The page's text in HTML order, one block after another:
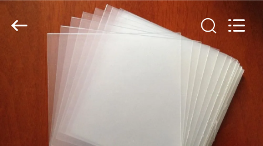
RUMAH
PRODUK
VIDEO
(Tianjin)
Limited.